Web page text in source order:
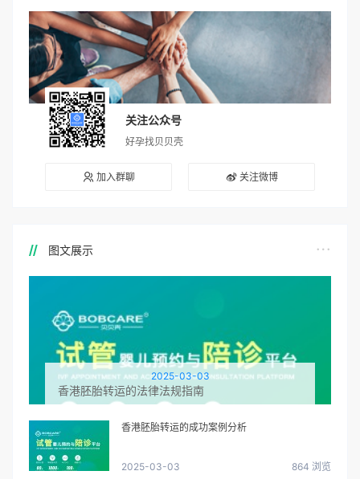
关注公众号
好孕找贝贝壳
加入群聊 关注微博
图文展示
2025-03-03
香港胚胎转运的法律法规指南
香港胚胎转运的成功案例分析
2025-03-03 864 浏览